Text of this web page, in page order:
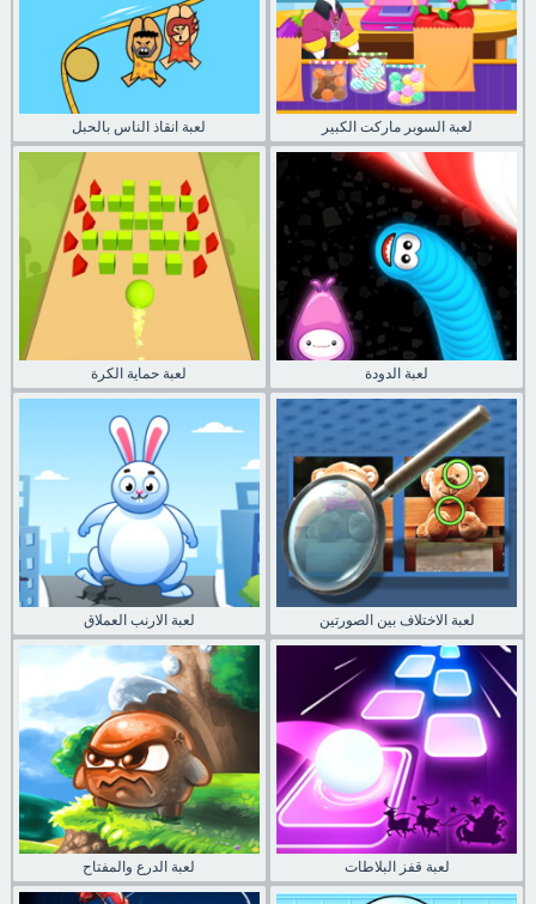
لعبة انقاذ الناس بالحبل لعبة السوبر ماركت الكبير
لعبة حماية الكرة لعبة الدودة
لعبة الارنب العملاق لعبة الاختلاف بين الصورتين
لعبة الدرع والمفتاح لعبة قفز البلاطات